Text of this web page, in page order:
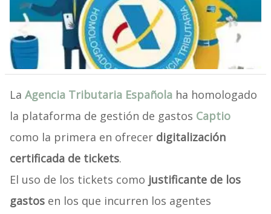
La Agencia Tributaria Españolaha homologado
la plataforma de gestión de gastos Captio
como la primera en ofrecer digitalización
certificada de tickets.
El uso de los tickets como justificante de los
gastosen los que incurren los agentes